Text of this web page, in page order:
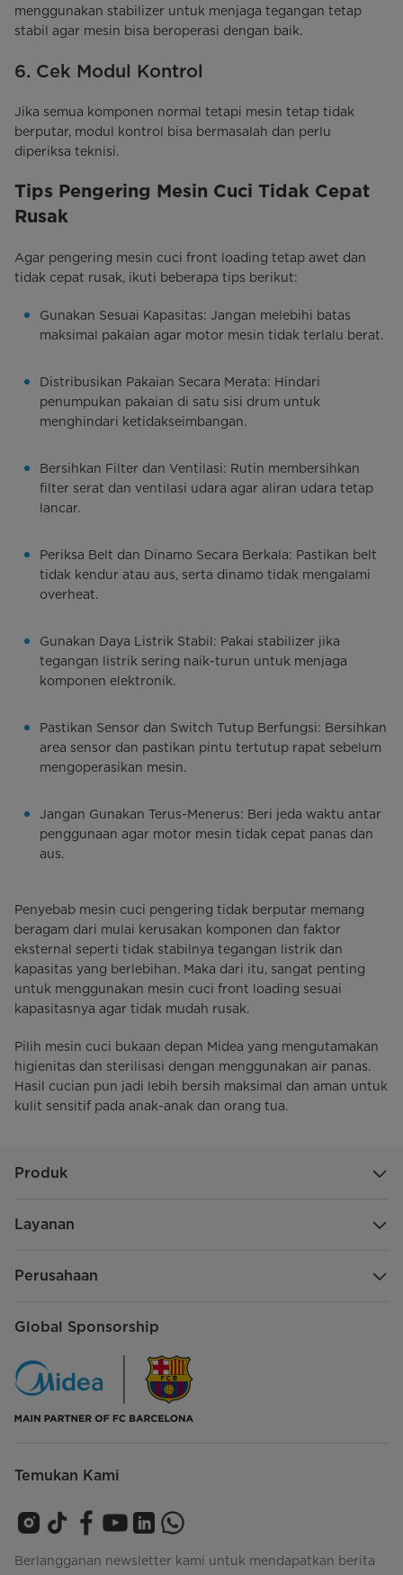
menggunakan stabilizer untuk menjaga tegangan tetap
stabil agar mesin bisa beroperasi dengan baik.
6. Cek Modul Kontrol
Jika semua komponen normal tetapi mesin tetap tidak
berputar, modul kontrol bisa bermasalah dan perlu
diperiksa teknisi.
Tips Pengering Mesin Cuci Tidak Cepat
Rusak
Agar pengering mesin cuci front loading tetap awet dan
tidak cepat rusak, ikuti beberapa tips berikut:
Gunakan Sesuai Kapasitas: Jangan melebihi batas
maksimal pakaian agar motor mesin tidak terlalu berat.
Distribusikan Pakaian Secara Merata: Hindari
penumpukan pakaian di satu sisi drum untuk
menghindari ketidakseimbangan.
Bersihkan Filter dan Ventilasi: Rutin membersihkan
filter serat dan ventilasi udara agar aliran udara tetap
lancar.
Periksa Belt dan Dinamo Secara Berkala: Pastikan belt
tidak kendur atau aus, serta dinamo tidak mengalami
overheat.
Gunakan Daya Listrik Stabil: Pakai stabilizer jika
tegangan listrik sering naik-turun untuk menjaga
komponen elektronik.
Pastikan Sensor dan Switch Tutup Berfungsi: Bersihkan
area sensor dan pastikan pintu tertutup rapat sebelum
mengoperasikan mesin.
Jangan Gunakan Terus-Menerus: Beri jeda waktu antar
penggunaan agar motor mesin tidak cepat panas dan
aus.
Penyebab mesin cuci pengering tidak berputar memang
beragam dari mulai kerusakan komponen dan faktor
eksternal seperti tidak stabilnya tegangan listrik dan
kapasitas yang berlebihan. Maka dari itu, sangat penting
untuk menggunakan mesin cuci front loading sesuai
kapasitasnya agar tidak mudah rusak.
Pilih mesin cuci bukaan depan Midea yang mengutamakan
higienitas dan sterilisasi dengan menggunakan air panas.
Hasil cucian pun jadi lebih bersih maksimal dan aman untuk
kulit sensitif pada anak-anak dan orang tua.
Produk
Layanan
Perusahaan
Global Sponsorship
Temukan Kami
Berlangganan newsletter kami untuk mendapatkan berita